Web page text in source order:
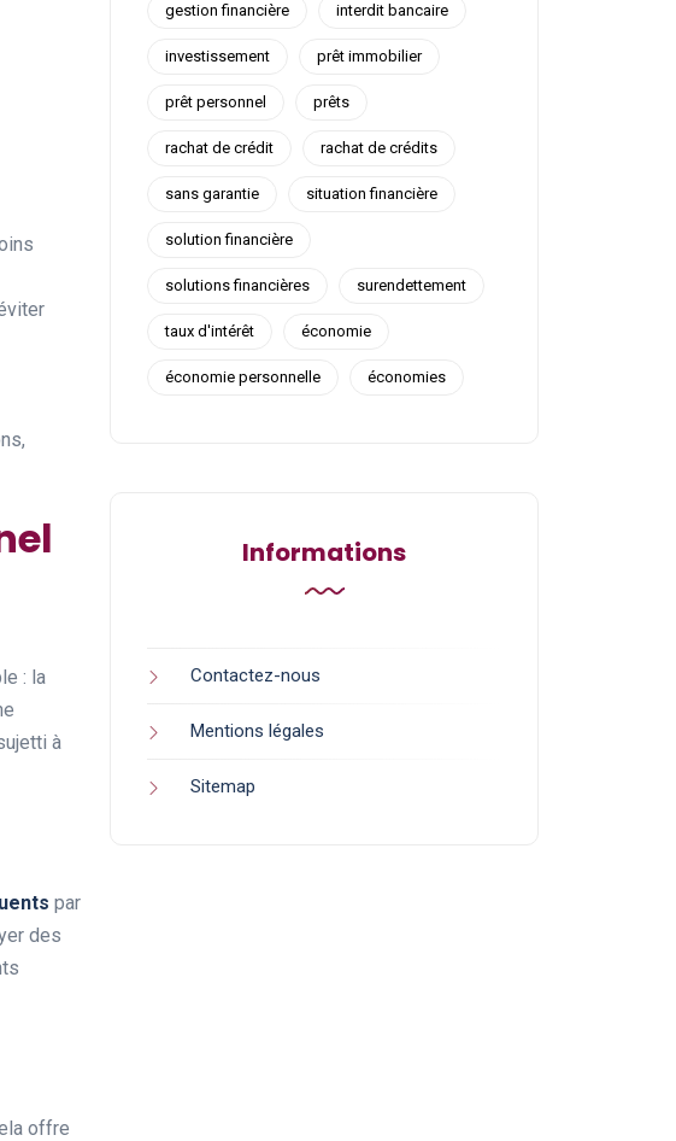
: la
à
par
des
offre
gestion financière interdit bancaire
investissement prêt immobilier
prêt personnel prêts
rachat de crédit rachat de crédits
sans garantie situation financière
solution financière
solutions financières surendettement
taux d'intérêt économie
économie personnelle économies
Informations
Contactez-nous
Mentions légales
Sitemap